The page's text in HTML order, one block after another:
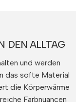
DEN ALLTAG
und werden
das softe Material
die Körperwärme
Farbnuancen